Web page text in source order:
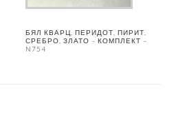
БЯЛ КВАРЦ, ПЕРИДОТ, ПИРИТ,
СРЕБРО, ЗЛАТО – КОМПЛЕКТ –
N754